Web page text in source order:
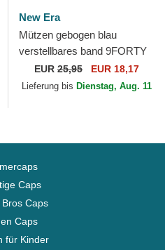
New Era
Mützen gebogen blau
verstellbares band 9FORTY
Core der El Barrio Kings
League von New Era
EUR 25,95 EUR 18,17
Lieferung bis Dienstag, Aug. 11
Caps
Caps
Caps
für Kinder